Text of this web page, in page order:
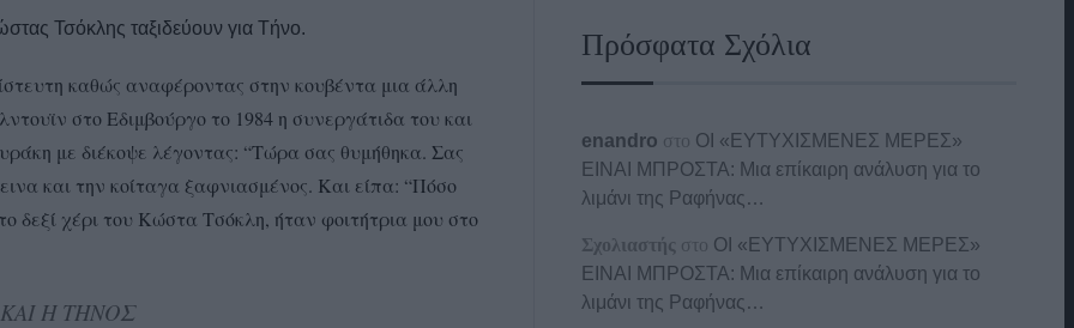
Τσόκλης ταξιδεύουν για Τήνο.
καθώς αναφέροντας στην κουβέντα μια άλλη
στο Εδιμβούργο το 1984 η συνεργάτιδα του και
με διέκοψε λέγοντας: “Τώρα σας θυμήθηκα. Σας
και την κοίταγα ξαφνιασμένος. Και είπα: “Πόσο
δεξί χέρι του Κώστα Τσόκλη, ήταν φοιτήτρια μου στο
Η ΤΗΝΟΣ
Πρόσφατα Σχόλια
enandro στο ΟΙ «ΕΥΤΥΧΙΣΜΕΝΕΣ ΜΕΡΕΣ»
ΕΙΝΑΙ ΜΠΡΟΣΤΑ: Μια επίκαιρη ανάλυση για το
λιμάνι της Ραφήνας…
Σχολιαστής στο ΟΙ «ΕΥΤΥΧΙΣΜΕΝΕΣ ΜΕΡΕΣ»
ΕΙΝΑΙ ΜΠΡΟΣΤΑ: Μια επίκαιρη ανάλυση για το
λιμάνι της Ραφήνας…